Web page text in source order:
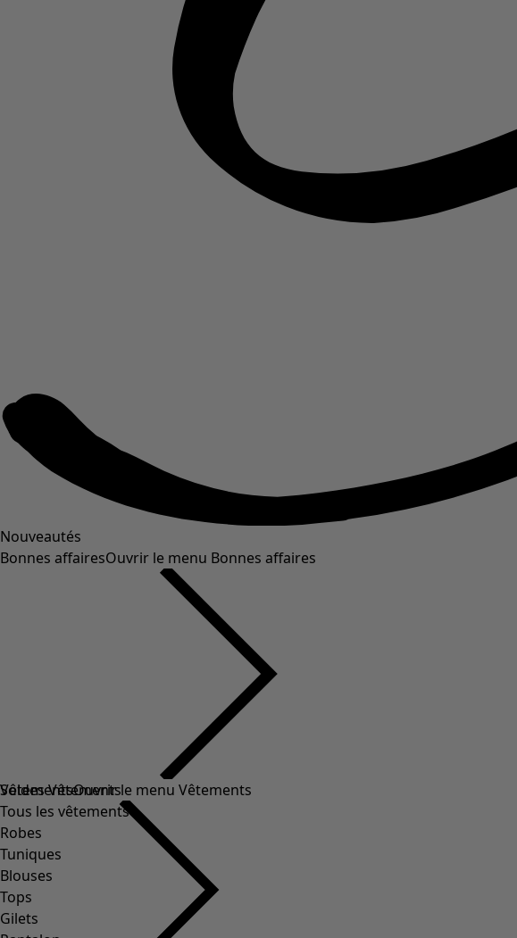
Nouveautés
Bonnes affairesOuvrir le menu Bonnes affaires
Soldes Vêtements
Tous les vêtements
Robes
Tuniques
Blouses
Tops
Gilets
VêtementsOuvrir le menu Vêtements